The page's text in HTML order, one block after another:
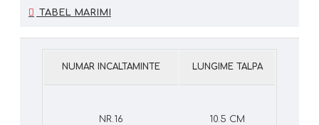
TABEL MARIMI
NUMAR INCALTAMINTE LUNGIME TALPA
NR.16 10.5 CM